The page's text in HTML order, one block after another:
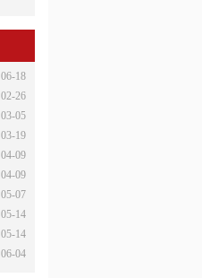
06-18
02-26
03-05
03-19
04-09
04-09
05-07
05-14
05-14
06-04